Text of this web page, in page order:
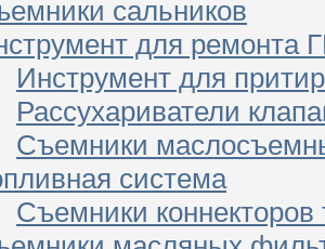
сальников
для ремонта
Инструмент для
Рассухариватели
Съемники
система
Съемники